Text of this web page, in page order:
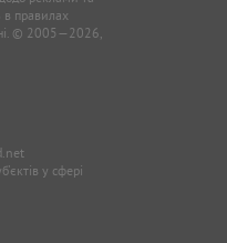
правилах
© 2005—2026,
у сфері